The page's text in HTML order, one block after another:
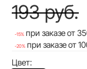
193 руб.
-15% при заказе от
-20% при заказе от
Цвет: